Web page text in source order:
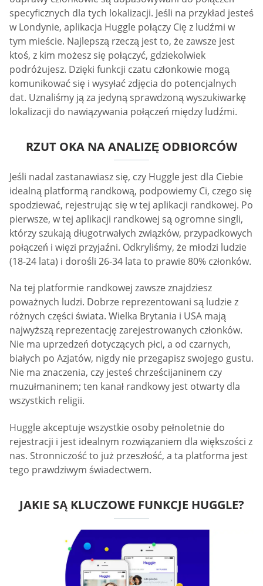
specyficznych dla tych lokalizacji. Jeśli na przykład jesteś
w Londynie, aplikacja Huggle połączy Cię z ludźmi w
tym mieście. Najlepszą rzeczą jest to, że zawsze jest
ktoś, z kim możesz się połączyć, gdziekolwiek
podróżujesz. Dzięki funkcji czatu członkowie mogą
komunikować się i wysyłać zdjęcia do potencjalnych
dat. Uznaliśmy ją za jedyną sprawdzoną wyszukiwarkę
lokalizacji do nawiązywania połączeń między ludźmi.
RZUT OKA NA ANALIZĘ ODBIORCÓW
Jeśli nadal zastanawiasz się, czy Huggle jest dla Ciebie
idealną platformą randkową, podpowiemy Ci, czego się
spodziewać, rejestrując się w tej aplikacji randkowej. Po
pierwsze, w tej aplikacji randkowej są ogromne singli,
którzy szukają długotrwałych związków, przypadkowych
połączeń i więzi przyjaźni. Odkryliśmy, że młodzi ludzie
(18-24 lata) i dorośli 26-34 lata to prawie 80% członków.
Na tej platformie randkowej zawsze znajdziesz
poważnych ludzi. Dobrze reprezentowani są ludzie z
różnych części świata. Wielka Brytania i USA mają
najwyższą reprezentację zarejestrowanych członków.
Nie ma uprzedzeń dotyczących płci, a od czarnych,
białych po Azjatów, nigdy nie przegapisz swojego gustu.
Nie ma znaczenia, czy jesteś chrześcijaninem czy
muzułmaninem; ten kanał randkowy jest otwarty dla
wszystkich religii.
Huggle akceptuje wszystkie osoby pełnoletnie do
rejestracji i jest idealnym rozwiązaniem dla większości z
nas. Stronniczość to już przeszłość, a ta platforma jest
tego prawdziwym świadectwem.
JAKIE SĄ KLUCZOWE FUNKCJE HUGGLE?